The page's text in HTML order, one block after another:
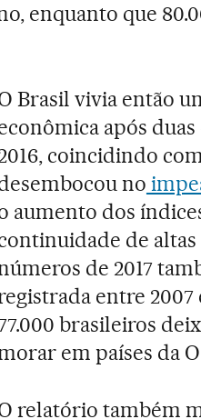
enquanto que
Brasil vivia então
após duas
coincidindo
no
aumento dos
de altas
de 2017
entre 2007
brasileiros
em países da
relatório também